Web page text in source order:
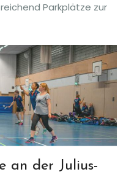
Parkplätze zur
an der Julius-